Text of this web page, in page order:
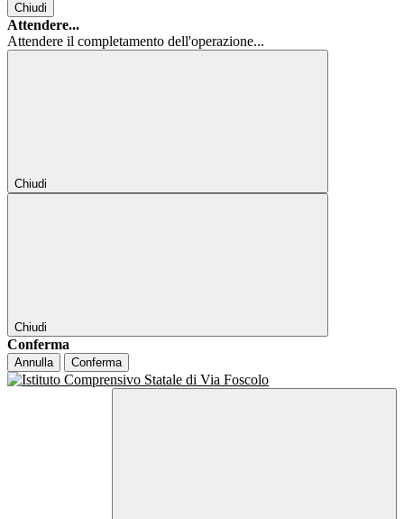
Chiudi
Attendere...
Attendere il completamento dell'operazione...
Chiudi
Chiudi
Conferma
Annulla Conferma